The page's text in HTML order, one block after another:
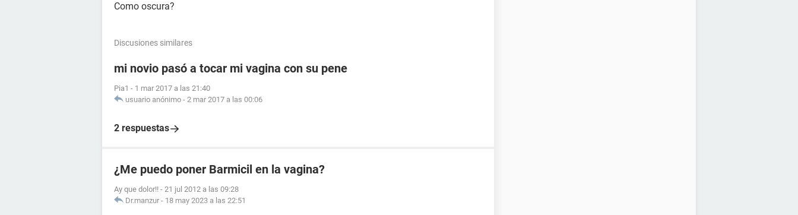
Como oscura?
Discusiones similares
mi novio pasó a tocar mi vagina con su pene
Pia1 - 1 mar 2017 a las 21:40
usuario anónimo - 2 mar 2017 a las 00:06
2 respuestas
¿Me puedo poner Barmicil en la vagina?
Ay que dolor!! - 21 jul 2012 a las 09:28
Dr.manzur - 18 may 2023 a las 22:51